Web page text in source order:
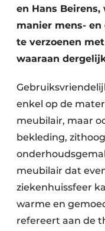
en Hans
manier mens-
te verzoenen
waaraan
enkel op de
meubilair, maar
bekleding,
meubilair dat
ziekenhuissfeer
warme en
refereert aan de